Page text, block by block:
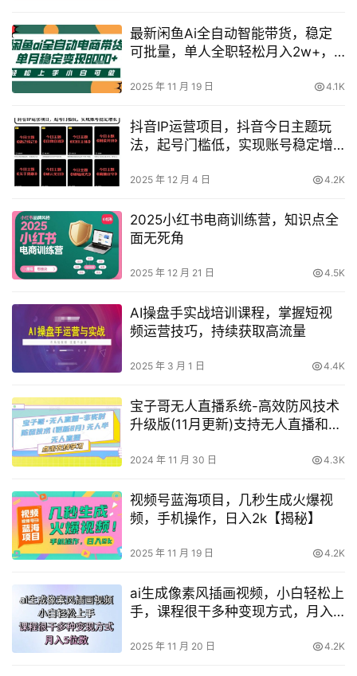
最新闲鱼Ai全自动智能带货，稳定
可批量，单人全职轻松月入2w+，
2025 年 11 月 19 日 4.1K
抖音IP运营项目，抖音今日主题玩
法，起号门槛低，实现账号稳定增
2025 年 12 月 4 日 4.2K
2025小红书电商训练营，知识点全
面无死角
2025 年 12 月 21 日 4.5K
AI操盘手实战培训课程，掌握短视
频运营技巧，持续获取高流量
2025 年 3 月 1 日 4.4K
宝子哥无人直播系统-高效防风技术
升级版(11月更新)支持无人直播和半
2024 年 11 月 30 日 4.3K
视频号蓝海项目，几秒生成火爆视
频，手机操作，日入2k【揭秘】
2025 年 11 月 19 日 4.2K
ai生成像素风插画视频，小白轻松上
手，课程很干多种变现方式，月入5
2025 年 11 月 20 日 4.2K